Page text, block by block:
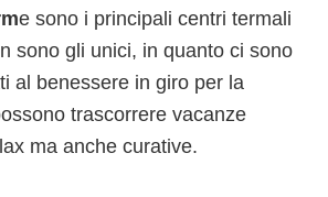
e sono i principali centri termali
sono gli unici, in quanto ci sono
al benessere in giro per la
trascorrere vacanze
ma anche curative.